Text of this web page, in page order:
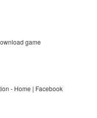
game
- Home | Facebook